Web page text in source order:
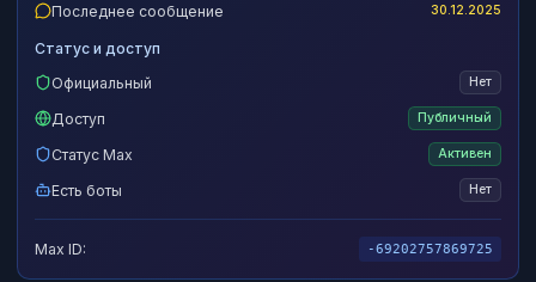
Последнее сообщение
30.12.2025
Статус и доступ
Официальный
Нет
Доступ Публичный
Статус Max Активен
Есть боты Нет
Max ID: -69202757869725